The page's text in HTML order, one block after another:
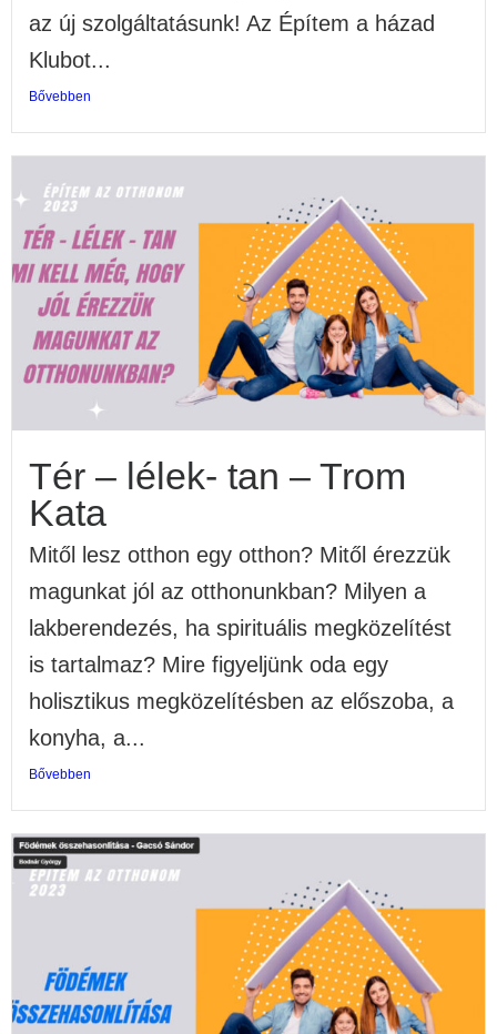
az új szolgáltatásunk! Az Építem a házad
Klubot...
Bővebben
Tér – lélek- tan – Trom
Kata
Mitől lesz otthon egy otthon? Mitől érezzük
magunkat jól az otthonunkban? Milyen a
lakberendezés, ha spirituális megközelítést
is tartalmaz? Mire figyeljünk oda egy
holisztikus megközelítésben az előszoba, a
konyha, a...
Bővebben